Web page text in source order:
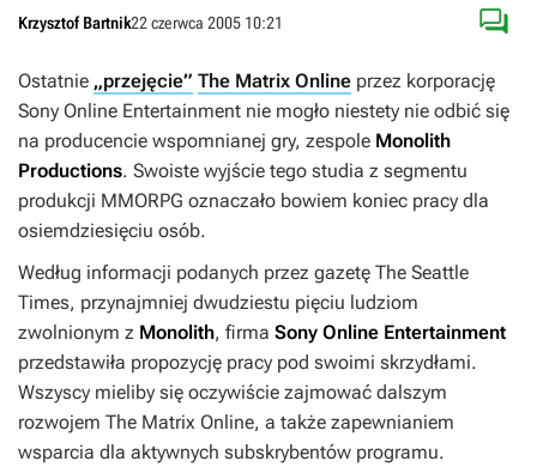
Krzysztof Bartnik22 czerwca 2005 10:21 
Ostatnie „przejęcie” The Matrix Online przez korporację
Sony Online Entertainment nie mogło niestety nie odbić się
na producencie wspomnianej gry, zespole Monolith
Productions. Swoiste wyjście tego studia z segmentu
produkcji MMORPG oznaczało bowiem koniec pracy dla
osiemdziesięciu osób.
Według informacji podanych przez gazetę The Seattle
Times, przynajmniej dwudziestu pięciu ludziom
zwolnionym z Monolith, firma Sony Online Entertainment
przedstawiła propozycję pracy pod swoimi skrzydłami.
Wszyscy mieliby się oczywiście zajmować dalszym
rozwojem The Matrix Online, a także zapewnianiem
wsparcia dla aktywnych subskrybentów programu.